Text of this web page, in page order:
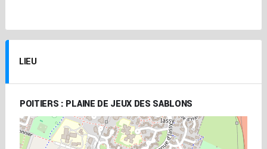
LIEU
POITIERS : PLAINE DE JEUX DES SABLONS